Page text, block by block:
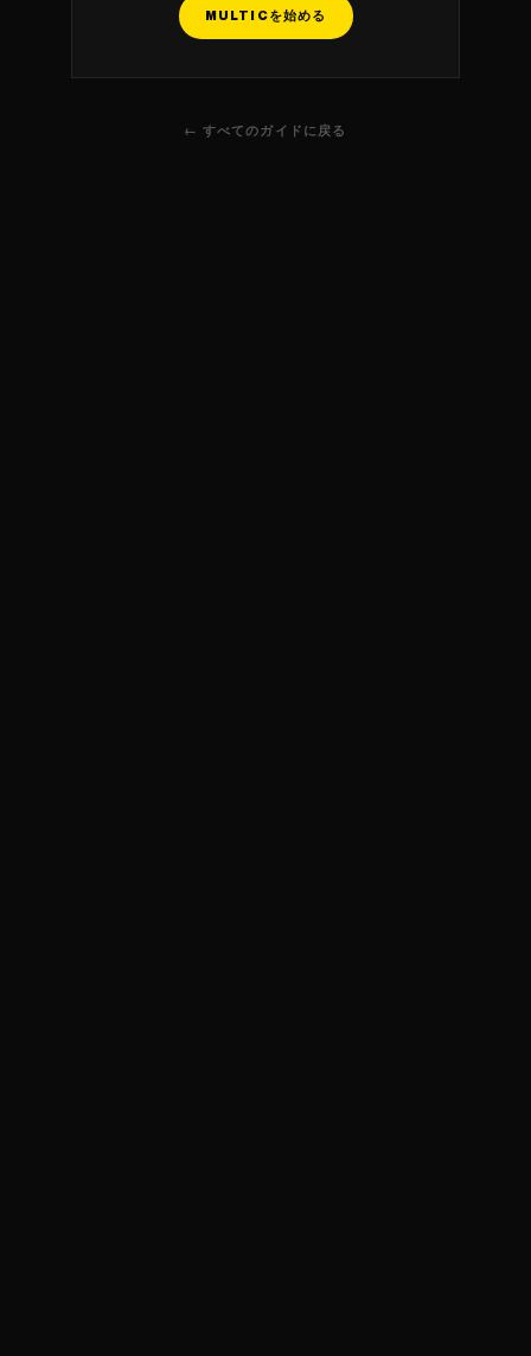
MULTICを始める
← すべてのガイドに戻る